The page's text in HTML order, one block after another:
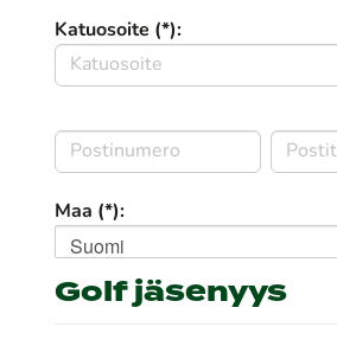
Katuosoite (*):
Maa (*):
Suomi
Golf jäsenyys